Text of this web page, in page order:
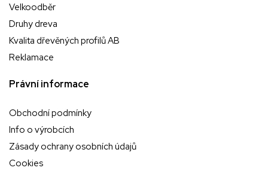
Velkoodběr
Druhy dreva
Kvalita dřevěných profilů AB
Reklamace
Právní informace
Obchodní podmínky
Info o výrobcích
Zásady ochrany osobních údajů
Cookies